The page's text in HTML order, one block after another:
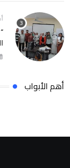
أهم الأبواب